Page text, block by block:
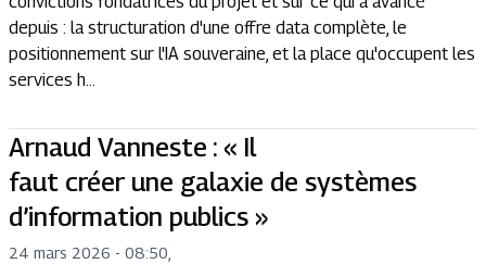
depuis : la structuration d'une offre data complète, le
positionnement sur l'IA souveraine, et la place qu'occupent les
services h...
Arnaud Vanneste : « Il
faut créer une galaxie de systèmes
d’information publics »
24 mars 2026 - 08:50